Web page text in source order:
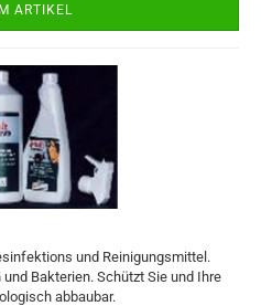
ARTIKEL
und Reinigungsmittel.
Bakterien. Schützt Sie und Ihre
abbaubar.